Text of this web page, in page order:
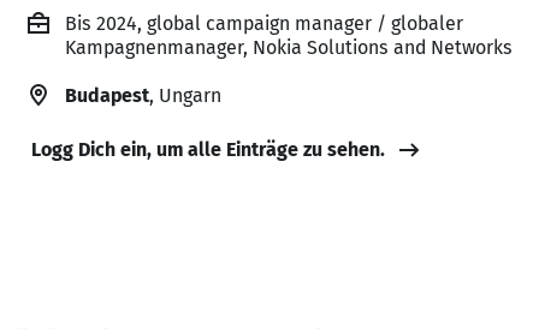
Bis 2024, global campaign manager / globaler
Kampagnenmanager, Nokia Solutions and Networks
Budapest, Ungarn
Logg Dich ein, um alle Einträge zu sehen.